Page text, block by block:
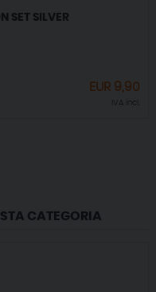
SET SILVER
EUR 9,90
IVA incl.
CATEGORIA